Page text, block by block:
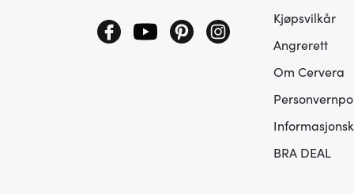
Kjøpsvilkår
Angrerett
Om Cervera
BRA DEAL